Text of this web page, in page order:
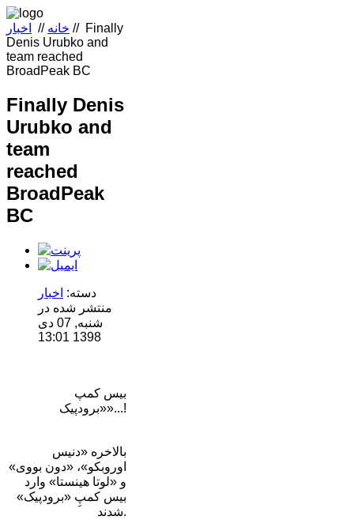
خانه // اخبار // Finally
Denis Urubko and
team reached
BroadPeak BC
Finally Denis
Urubko and
team
reached
BroadPeak
BC
دسته: اخبار
منتشر شده در
شنبه, 07 دی
1398 13:01
بیس کمپ
«برودپیک»...!
بالاخره «دنیس
اوروبکو»، «دون بووی»
و «لوتا هینستا» وارد
بیس کمپِ «برودپیک»
شدند.